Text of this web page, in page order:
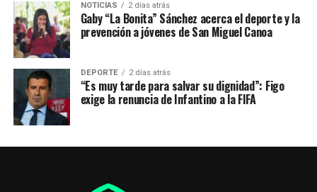
NOTICIAS 2 días atrás
Gaby “La Bonita” Sánchez acerca el deporte y la
prevención a jóvenes de San Miguel Canoa
DEPORTE 2 días atrás
“Es muy tarde para salvar su dignidad”: Figo
exige la renuncia de Infantino a la FIFA